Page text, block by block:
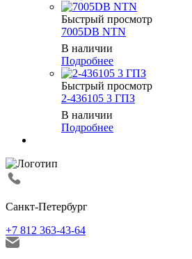
Быстрый просмотр
7005DB NTN
В наличии
Подробнее
Быстрый просмотр
2-436105 3 ГПЗ
В наличии
Подробнее
Санкт-Петербург
+7 812 363-43-64